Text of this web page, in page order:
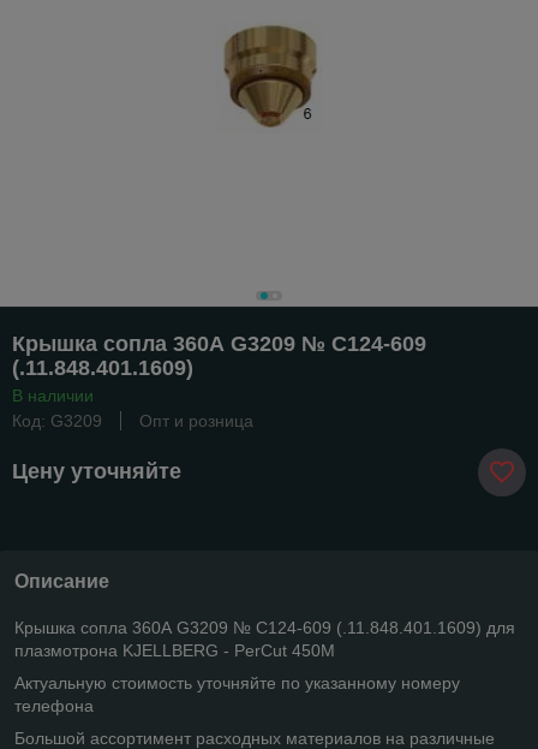
Крышка сопла 360А G3209 № C124-609
(.11.848.401.1609)
В наличии
Код: G3209
Опт и розница
Цену уточняйте
Описание
Крышка сопла 360А G3209 № C124-609 (.11.848.401.1609) для
плазмотрона KJELLBERG - PerCut 450M
Актуальную стоимость уточняйте по указанному номеру
телефона
Большой ассортимент расходных материалов на различные